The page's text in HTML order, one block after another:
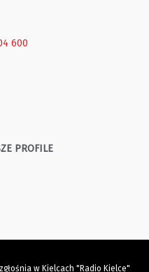
600
PROFILE
w Kielcach "Radio Kielce"